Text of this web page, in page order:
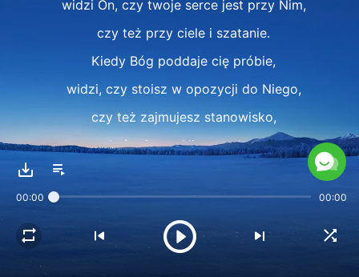
widzi On, czy twoje serce jest przy Nim,
czy też przy ciele i szatanie.
Kiedy Bóg poddaje cię próbie,
widzi, czy stoisz w opozycji do Niego,
czy też zajmujesz stanowisko,
które jest z Nim zgodne,
i widzi, czy twoje serce jest po Jego stronie.
II
Kiedy jesteś niedojrzały,
a stajesz w obliczu próby, masz niewiele wiary
00:00 00:00